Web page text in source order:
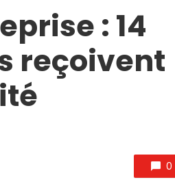
: 14
reçoivent
0